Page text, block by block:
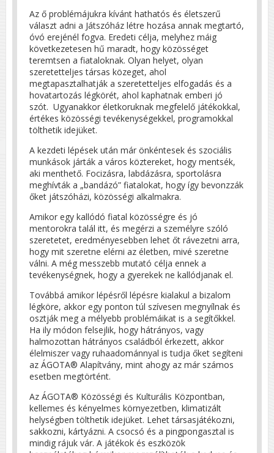
Az ő problémájukra kívánt hathatós és életszerű
választ adni a Játszóház létre hozása annak megtartó,
óvó erejénél fogva. Eredeti célja, melyhez máig
következetesen hű maradt, hogy közösséget
teremtsen a fiataloknak. Olyan helyet, olyan
szeretetteljes társas közeget, ahol
megtapasztalhatják a szeretetteljes elfogadás és a
hovatartozás légkörét, ahol kaphatnak emberi jó
szót. Ugyanakkor életkoruknak megfelelő játékokkal,
értékes közösségi tevékenységekkel, programokkal
tölthetik idejüket.
A kezdeti lépések után már önkéntesek és szociális
munkások járták a város köztereket, hogy mentsék,
aki menthető. Focizásra, labdázásra, sportolásra
meghívták a „bandázó” fiatalokat, hogy így bevonzzák
őket játszóházi, közösségi alkalmakra.
Amikor egy kallódó fiatal közösségre és jó
mentorokra talál itt, és megérzi a személyre szóló
szeretetet, eredményesebben lehet őt rávezetni arra,
hogy mit szeretne elérni az életben, mivé szeretne
válni. A még messzebb mutató célja ennek a
tevékenységnek, hogy a gyerekek ne kallódjanak el.
Továbbá amikor lépésről lépésre kialakul a bizalom
légköre, akkor egy ponton túl szívesen megnyílnak és
osztják meg a mélyebb problémáikat is a segítőkkel.
Ha ily módon felsejlik, hogy hátrányos, vagy
halmozottan hátrányos családból érkezett, akkor
élelmiszer vagy ruhaadománnyal is tudja őket segíteni
az ÁGOTA® Alapítvány, mint ahogy az már számos
esetben megtörtént.
Az ÁGOTA® Közösségi és Kulturális Központban,
kellemes és kényelmes környezetben, klimatizált
helységben tölthetik idejüket. Lehet társasjátékozni,
sakkozni, kártyázni. A csocsó és a pingpongasztal is
mindig rájuk vár. A játékok és eszközök